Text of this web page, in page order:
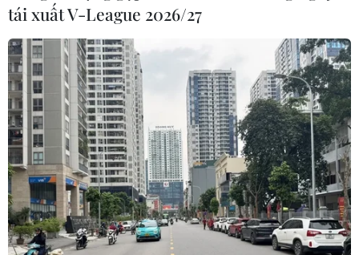
tái xuất V-League 2026/27